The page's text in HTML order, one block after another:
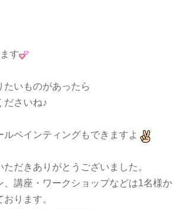
す
たいものがあったら
ださいね♪
ルペインティングもできますよ
だきありがとうございました。
、講座・ワークショップなどは1名様か
ります。